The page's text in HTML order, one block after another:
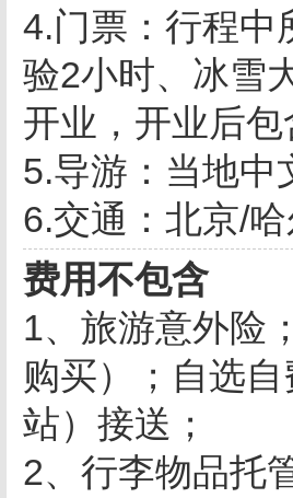
4.门票：行程中
验2小时、冰雪
开业，开业后
5.导游：当地中
6.交通：北京/
费用不包含
1、旅游意外险
购买）；自选
站）接送；
2、行李物品托